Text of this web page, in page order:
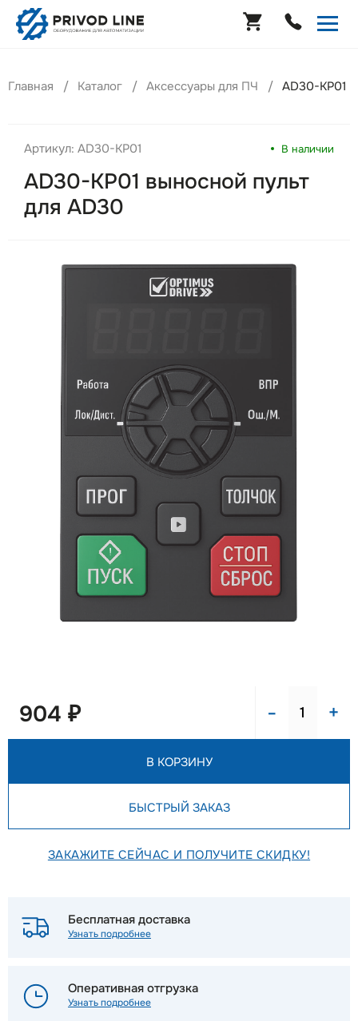
Главная Каталог Аксессуары для ПЧ AD30-KP01
Артикул: AD30-KP01 В наличии
AD30-KP01 выносной пульт
для AD30
904 ₽ - +
В КОРЗИНУ
БЫСТРЫЙ ЗАКАЗ
ЗАКАЖИТЕ СЕЙЧАС И ПОЛУЧИТЕ СКИДКУ!
Бесплатная доставка
Узнать подробнее
Оперативная отгрузка
Узнать подробнее